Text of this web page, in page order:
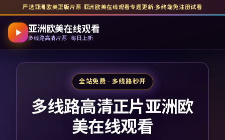
严选亚洲欧美正版片源· 亚洲欧美在线观看专题更新·多终端免注册试看
亚洲欧美在线观看
多线路高清片源 · 每日上新
全站免费 · 多线路秒开
多线路高清正片亚洲欧
美在线观看